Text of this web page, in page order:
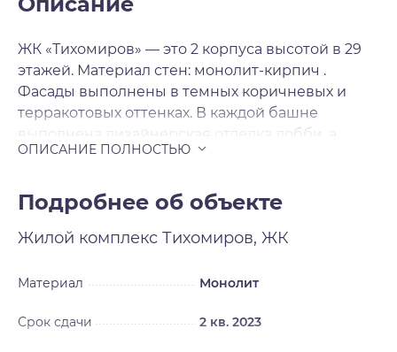
ЖК «Тихомиров» — это 2 корпуса высотой в 29
этажей. Материал стен: монолит-кирпич .
Фасады выполнены в темных коричневых и
терракотовых оттенках. В каждой башне
выполнена дизайнерская отделка лобби, а
также размещены комнаты для мойки лап
помещения. В ЖК «Тихомиров» предложено
множество планировочных решений: в
наличии квартиры как классического типа, так и
подчистовой отделкой и высотой потолков 2. 92
выполнен ландшафтный дизайн и
Подробнее об объекте
Жилой комплекс Тихомиров, ЖК
Материал Монолит
Срок сдачи 2 кв. 2023